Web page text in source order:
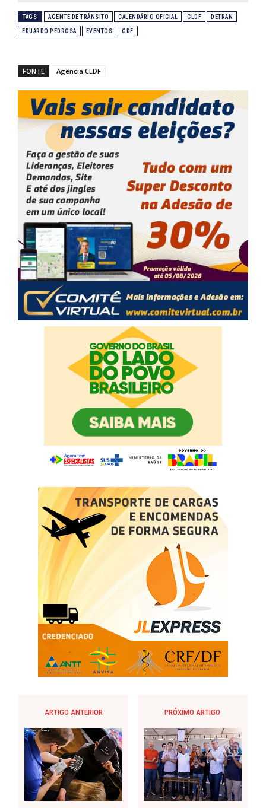
TAGS AGENTE DE TRÂNSITO CALENDÁRIO OFICIAL CLDF DETRAN
EDUARDO PEDROSA EVENTOS GDF
FONTE Agência CLDF
ARTIGO ANTERIOR PRÓXIMO ARTIGO